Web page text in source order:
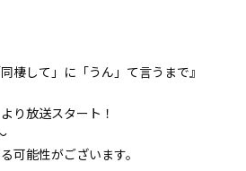
棲して」に「うん」て言うまで』
り放送スタート！
可能性がございます。